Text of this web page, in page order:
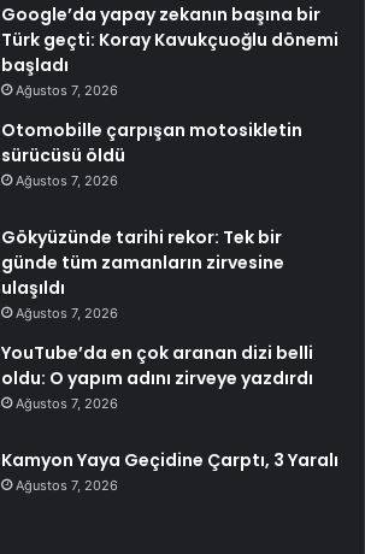
Google’da yapay zekanın başına bir
Türk geçti: Koray Kavukçuoğlu dönemi
başladı
Ağustos 7, 2026
Otomobille çarpışan motosikletin
sürücüsü öldü
Ağustos 7, 2026
Gökyüzünde tarihi rekor: Tek bir
günde tüm zamanların zirvesine
ulaşıldı
Ağustos 7, 2026
YouTube’da en çok aranan dizi belli
oldu: O yapım adını zirveye yazdırdı
Ağustos 7, 2026
Kamyon Yaya Geçidine Çarptı, 3 Yaralı
Ağustos 7, 2026